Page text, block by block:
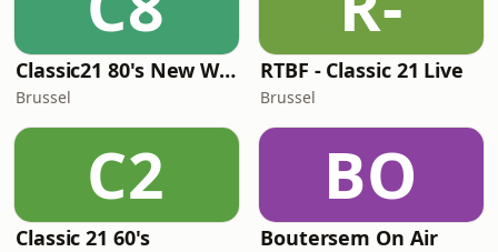
Classic21 80's New Wave
Brussel
RTBF - Classic 21 Live
Brussel
C2
Classic 21 60's
BO
Boutersem On Air